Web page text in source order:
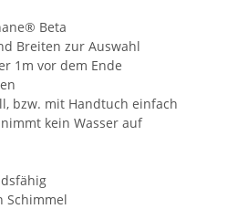
Beta
Breiten zur Auswahl
1m vor dem Ende
bzw. mit Handtuch einfach
kein Wasser auf
Schimmel